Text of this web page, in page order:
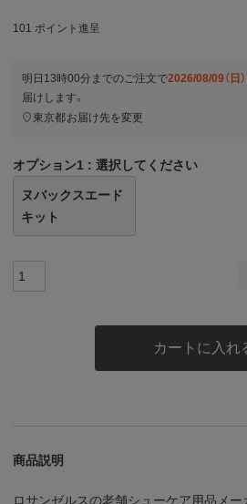
101 ポイント進呈
明日 13時00分 までのご注文で2026/08/09（日）
届けします。
東京都お届け先を変更
オプション1 選択してください
ヌバックスエード
キット
カートに入れ
商品説明
ロサンゼルスの老舗シューケア用品メー